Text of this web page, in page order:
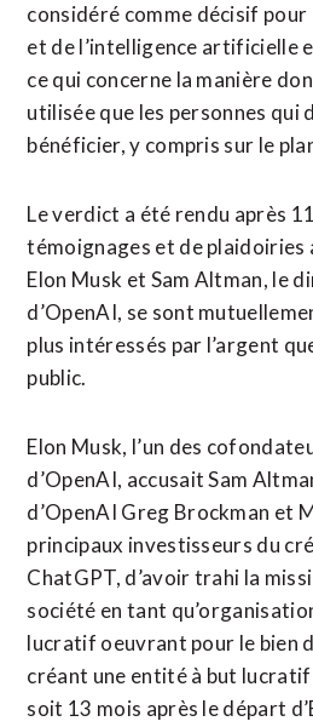
considéré comme décisif pour
et de l’intelligence artificielle
ce qui concerne la manière
utilisée que les personnes qui
bénéficier, y compris sur le
Le verdict a été rendu après
témoignages et de plaidoiries
Elon Musk et Sam Altman, le
d’OpenAI, se sont
plus intéressés par l’argent
public.
Elon Musk, l’un des
d’OpenAI, accusait Sam
d’OpenAI Greg Brockman et
principaux investisseurs du
ChatGPT, d’avoir trahi la
société en tant
lucratif oeuvrant pour le bien
créant une entité à but
soit 13 mois après le départ